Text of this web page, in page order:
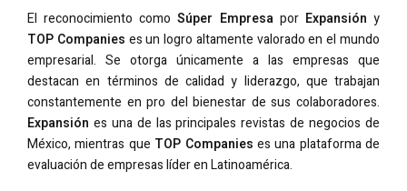
El reconocimiento comoSúper Empresa por Expansióny
TOP Companies es un logro altamente valorado en el mundo
empresarial. Se otorga únicamente a las empresas que
destacan en términos de calidad y liderazgo, que trabajan
constantemente en pro del bienestar de sus colaboradores.
Expansión es una de las principales revistas de negocios de
México, mientras que TOP Companies es una plataforma de
evaluación de empresas líder en Latinoamérica.